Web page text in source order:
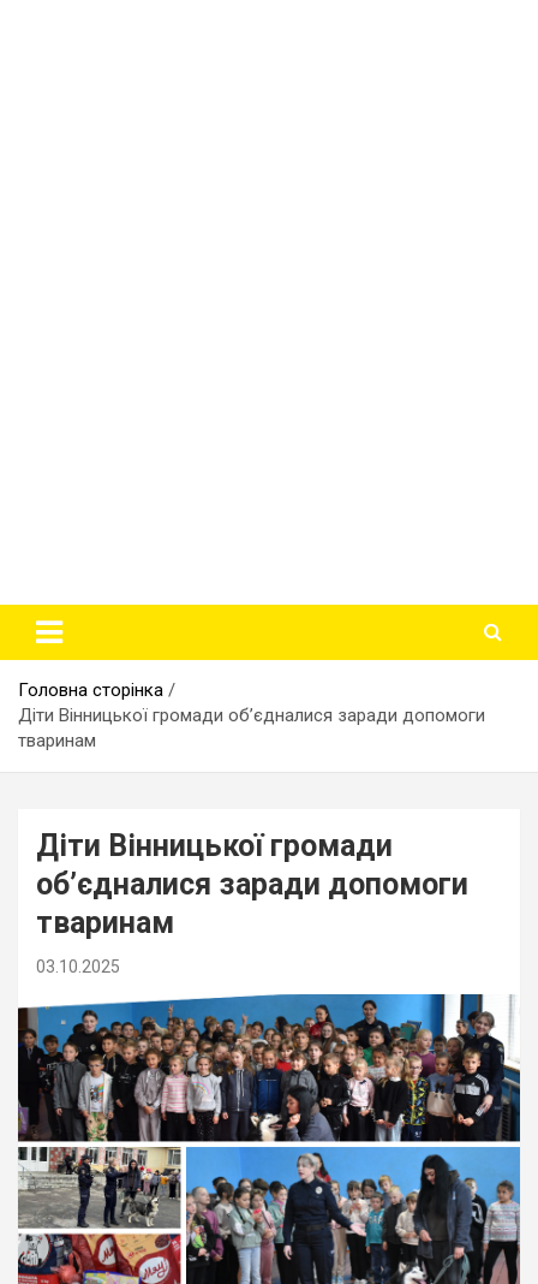
Головна сторінка
Діти Вінницької громади об’єдналися заради допомоги
тваринам
Діти Вінницької громади
об’єдналися заради допомоги
тваринам
03.10.2025